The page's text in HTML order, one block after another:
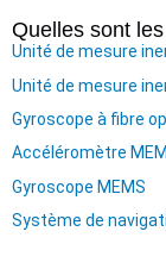
Quelles sont
Unité de mesure
Unité de mesure
Gyroscope à fibre
Accéléromètre
Gyroscope MEMS
Système de